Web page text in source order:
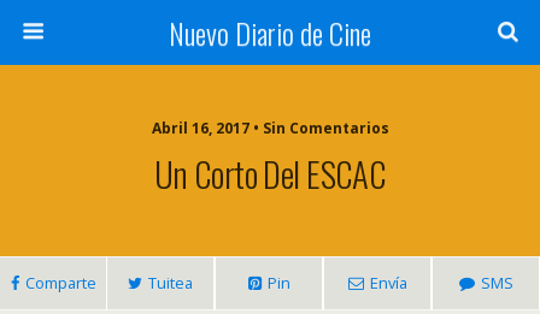
Nuevo Diario de Cine
Abril 16, 2017 • Sin Comentarios
Un Corto Del ESCAC
Comparte Tuitea Pin Envía SMS